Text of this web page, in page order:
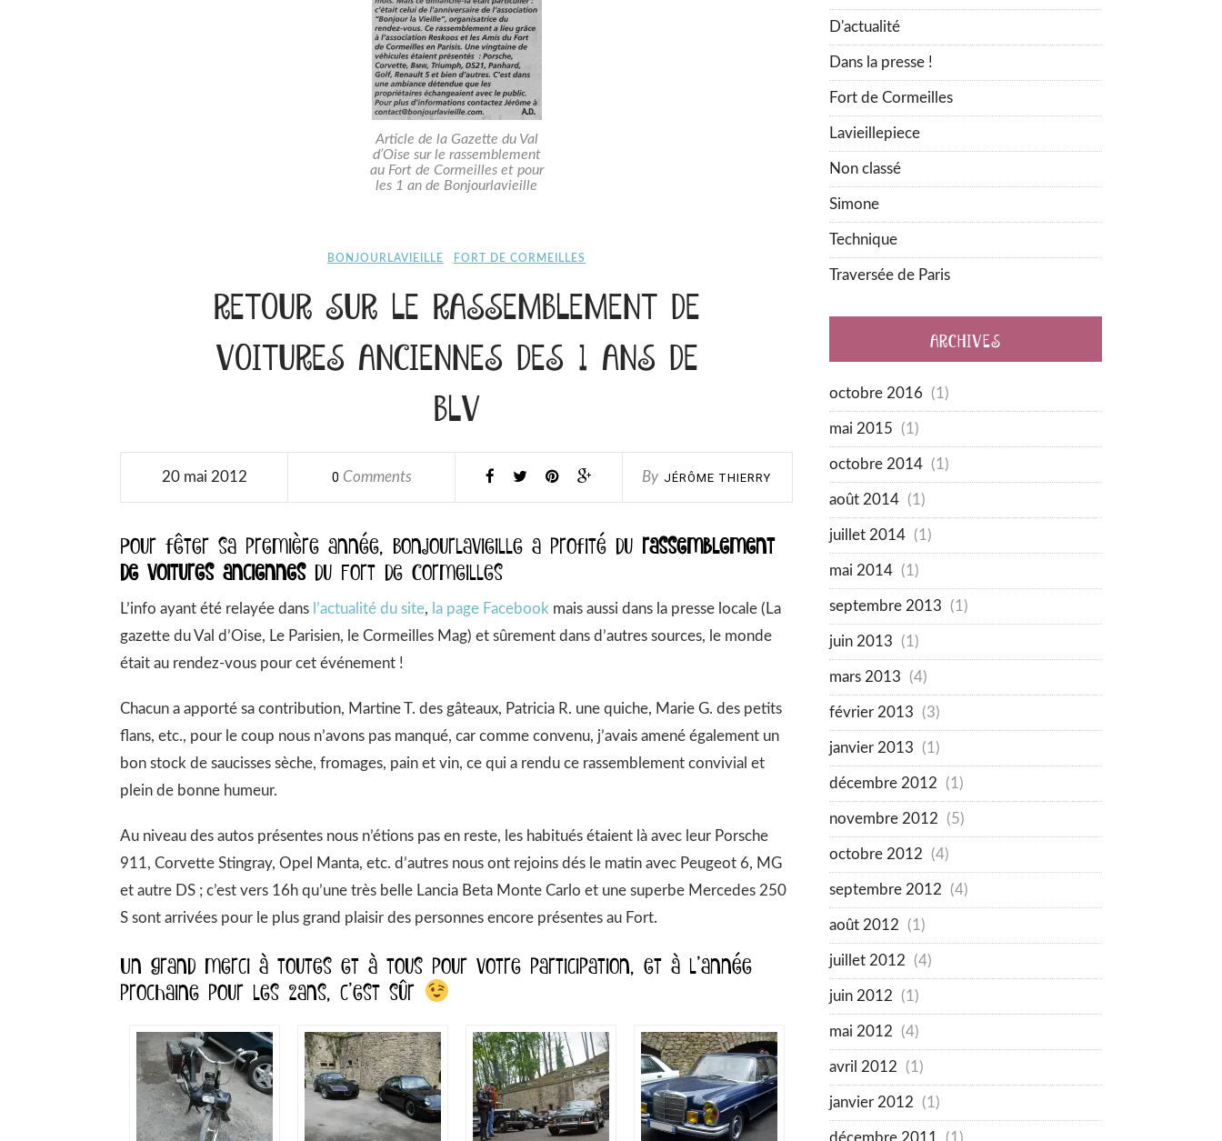
Article de la Gazette du Val
d’Oise sur le rassemblement
au Fort de Cormeilles et pour
les 1 an de Bonjourlavieille
BONJOURLAVIEILLE FORT DE CORMEILLES
RETOUR SUR LE RASSEMBLEMENT DE
VOITURES ANCIENNES DES 1 ANS DE
BLV
20 mai 2012 0 Comments By JÉRÔME THIERRY
Pour fêter sa première année, Bonjourlavieille a profité du rassemblement
de voitures anciennesdu Fort de Cormeilles
L’info ayant été relayée dans l’actualité du site, la page Facebook mais aussi dans la presse locale (La
gazette du Val d’Oise, Le Parisien, le Cormeilles Mag) et sûrement dans d’autres sources, le monde
était au rendez-vous pour cet événement !
Chacun a apporté sa contribution, Martine T. des gâteaux, Patricia R. une quiche, Marie G. des petits
flans, etc., pour le coup nous n’avons pas manqué, car comme convenu, j’avais amené également un
bon stock de saucisses sèche, fromages, pain et vin, ce qui a rendu ce rassemblement convivial et
plein de bonne humeur.
Au niveau des autos présentes nous n’étions pas en reste, les habitués étaient là avec leur Porsche
911, Corvette Stingray, Opel Manta, etc. d’autres nous ont rejoins dés le matin avec Peugeot 6, MG
et autre DS ; c’est vers 16h qu’une très belle Lancia Beta Monte Carlo et une superbe Mercedes 250
S sont arrivées pour le plus grand plaisir des personnes encore présentes au Fort.
Un grand merci à toutes et à tous pour votre participation, et à l’année
prochaine pour les 2ans, c’est sûr
D'actualité
Dans la presse !
Fort de Cormeilles
Lavieillepiece
Non classé
Simone
Technique
Traversée de Paris
ARCHIVES
octobre 2016 (1)
mai 2015 (1)
octobre 2014 (1)
août 2014 (1)
juillet 2014 (1)
mai 2014 (1)
septembre 2013 (1)
juin 2013 (1)
mars 2013 (4)
février 2013 (3)
janvier 2013 (1)
décembre 2012 (1)
novembre 2012 (5)
octobre 2012 (4)
septembre 2012 (4)
août 2012 (1)
juillet 2012 (4)
juin 2012 (1)
mai 2012 (4)
avril 2012 (1)
janvier 2012 (1)
décembre 2011 (1)